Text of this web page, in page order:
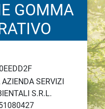
GOMMA
SERVIZI
S.R.L.